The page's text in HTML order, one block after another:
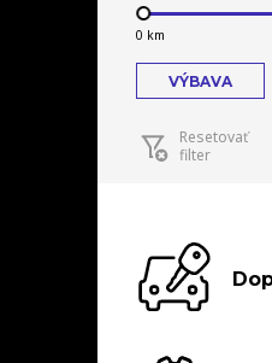
VÝBAVA
Resetovať
filter